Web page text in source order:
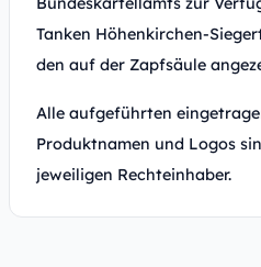
Tanken Höhenkirchen-
den auf der Zapfsäule
Alle aufgeführten
Produktnamen und Logos
jeweiligen Rechteinhaber.